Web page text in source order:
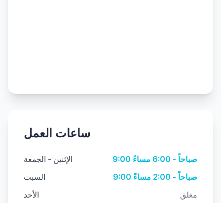
ساعات العمل
الإثنين - الجمعة
9:00 صباحاً - 6:00 مساءً
السبت
9:00 صباحاً - 2:00 مساءً
الأحد
مغلق